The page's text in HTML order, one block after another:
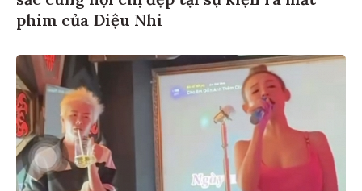
phim của Diệu Nhi